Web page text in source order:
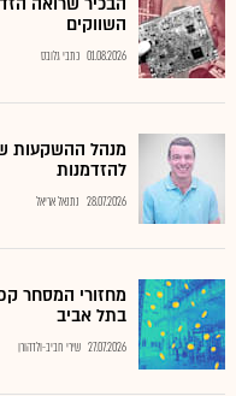
השווקים
01.08.2026 כתבי גלובס
מנהל ההשקעות
להזדמנות
28.07.2026 נתנאל אריאל
מחזורי המסחר
בתל אביב
27.07.2026 שירי חביב-ולדהורן